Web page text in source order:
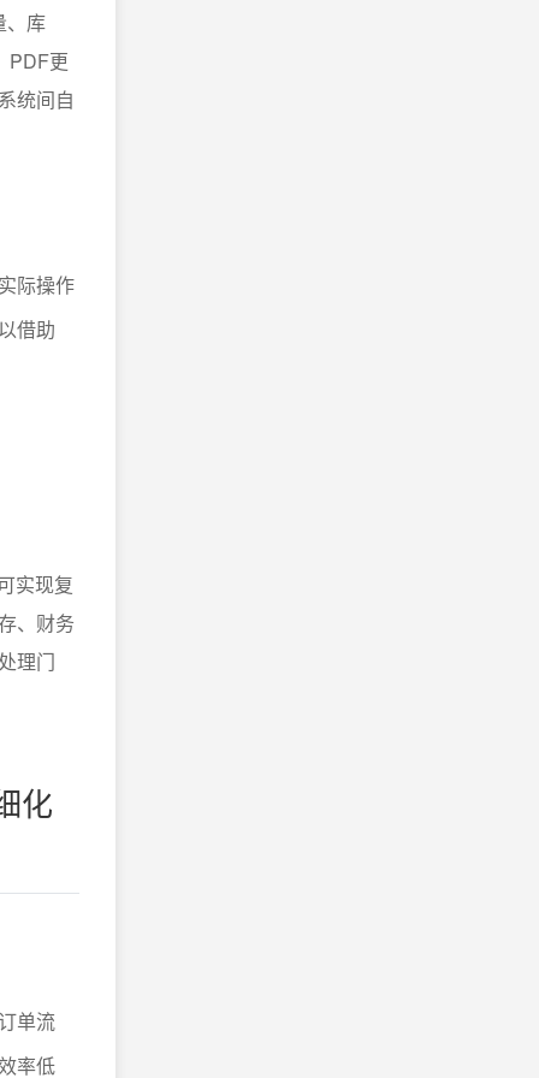
、库
PDF更
统间自
际操作
借助
实现复
、财务
理门
化
单流
率低